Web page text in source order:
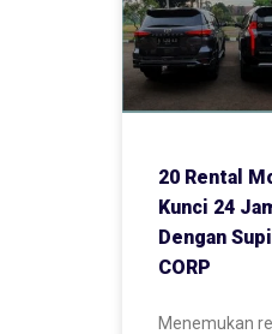
20 Rental
Kunci 24
Dengan
CORP
Menemukan